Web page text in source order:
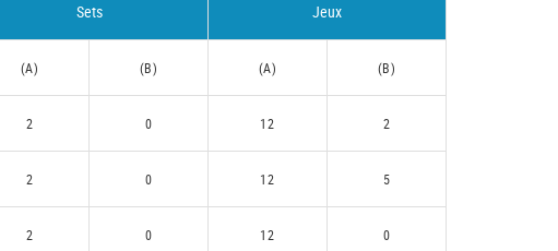
Sets Jeux
(A) (B) (A) (B)
2 0 12 2
2 0 12 5
2 0 12 0